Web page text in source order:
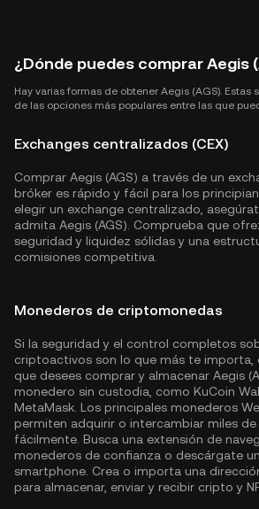
¿Dónde puedes comprar Aegis
Hay varias formas de obtener Aegis (AGS). Estas
de las opciones más populares entre las que
Exchanges centralizados (CEX)
Comprar Aegis (AGS) a través de un
bróker es rápido y fácil para los
elegir un exchange centralizado,
admita Aegis (AGS). Comprueba que
seguridad y liquidez sólidas y una
comisiones competitiva.
Monederos de criptomonedas
Si la seguridad y el control completos
criptoactivos son lo que más te importa,
que desees comprar y almacenar Aegis
monedero sin custodia, como KuCoin
MetaMask. Los principales monederos
permiten adquirir o intercambiar miles
fácilmente. Busca una extensión de
monederos de confianza o descárgate
smartphone. Crea o importa una
para almacenar, enviar y recibir cripto y